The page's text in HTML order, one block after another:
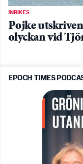
INRIKES
Pojke
olyckan vid
EPOCH TIMES